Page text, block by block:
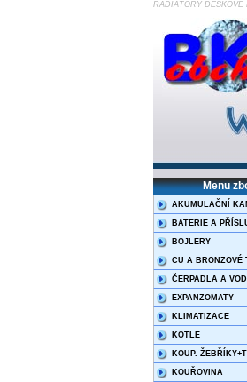
RADIÁTORY DESKOVÉ
Menu
AKUMULAČNÍ
BATERIE A
BOJLERY
CU A BRONZOVÉ
ČERPADLA A
EXPANZOMATY
KLIMATIZACE
KOTLE
KOUP.
KOUŘOVINA